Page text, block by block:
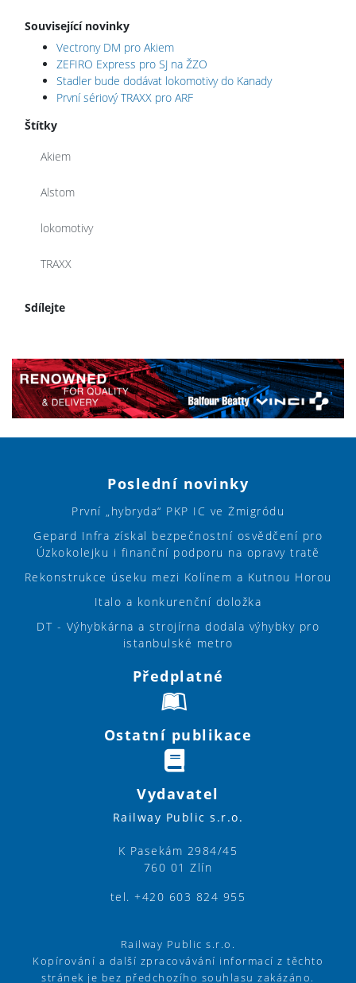
Související novinky
Vectrony DM pro Akiem
ZEFIRO Express pro SJ na ŽZO
Stadler bude dodávat lokomotivy do Kanady
První sériový TRAXX pro ARF
Štítky
Akiem
Alstom
lokomotivy
TRAXX
Sdílejte
Poslední novinky
První „hybryda“ PKP IC ve Żmigródu
Gepard Infra získal bezpečnostní osvědčení pro
Úzkokolejku i finanční podporu na opravy tratě
Rekonstrukce úseku mezi Kolínem a Kutnou Horou
Italo a konkurenční doložka
DT - Výhybkárna a strojírna dodala výhybky pro
istanbulské metro
Předplatné
Ostatní publikace
Vydavatel
Railway Public s.r.o.
K Pasekám 2984/45
760 01 Zlín
tel. +420 603 824 955
Railway Public s.r.o.
Kopírování a další zpracovávání informací z těchto
stránek je bez předchozího souhlasu zakázáno.